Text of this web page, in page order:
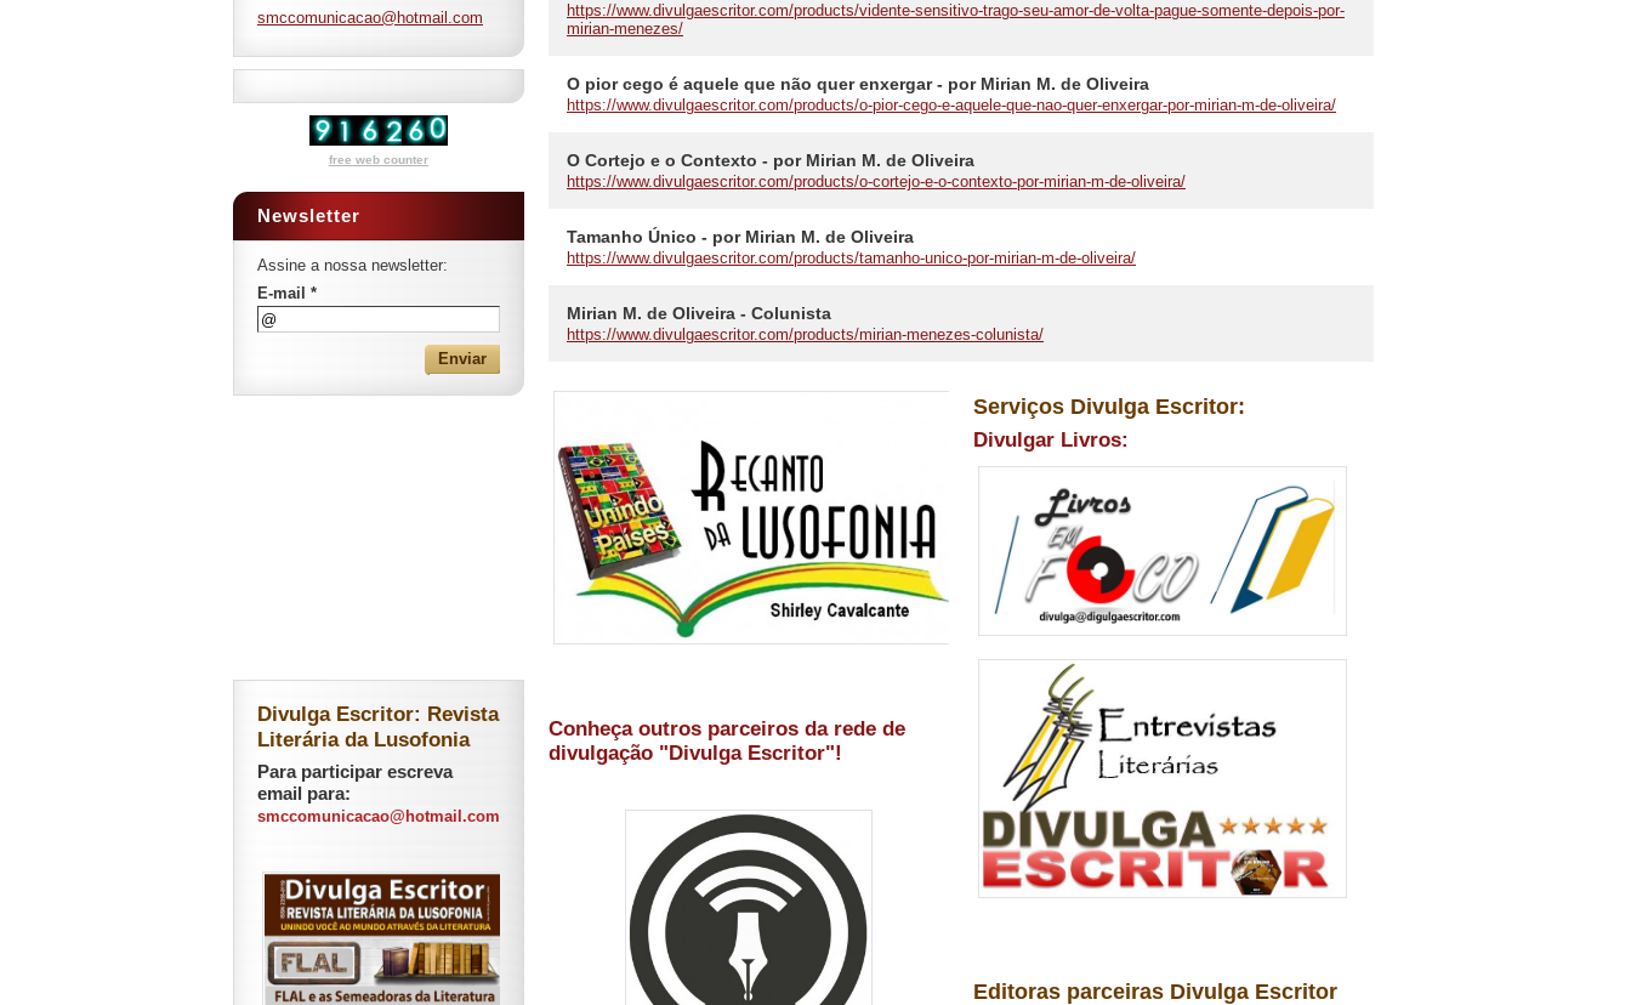
https://www.divulgaescritor.com/products/vidente-sensitivo-trago-seu-amor-de-volta-pague-somente-depois-por-
mirian-menezes/
O pior cego é aquele que não quer enxergar - por Mirian M. de Oliveira
https://www.divulgaescritor.com/products/o-pior-cego-e-aquele-que-nao-quer-enxergar-por-mirian-m-de-oliveira/
O Cortejo e o Contexto - por Mirian M. de Oliveira
https://www.divulgaescritor.com/products/o-cortejo-e-o-contexto-por-mirian-m-de-oliveira/
Tamanho Único - por Mirian M. de Oliveira
https://www.divulgaescritor.com/products/tamanho-unico-por-mirian-m-de-oliveira/
Mirian M. de Oliveira - Colunista
https://www.divulgaescritor.com/products/mirian-menezes-colunista/
Conheça outros parceiros da rede de
divulgação "Divulga Escritor"!
Serviços Divulga Escritor:
Divulgar Livros:
Editoras parceiras Divulga Escritor
smccomunicacao@hotmail.com
free web counter
Newsletter
Assine a nossa newsletter:
E-mail *
Divulga Escritor: Revista
Literária da Lusofonia
Para participar escreva
email para:
smccomunicacao@hotmail.com